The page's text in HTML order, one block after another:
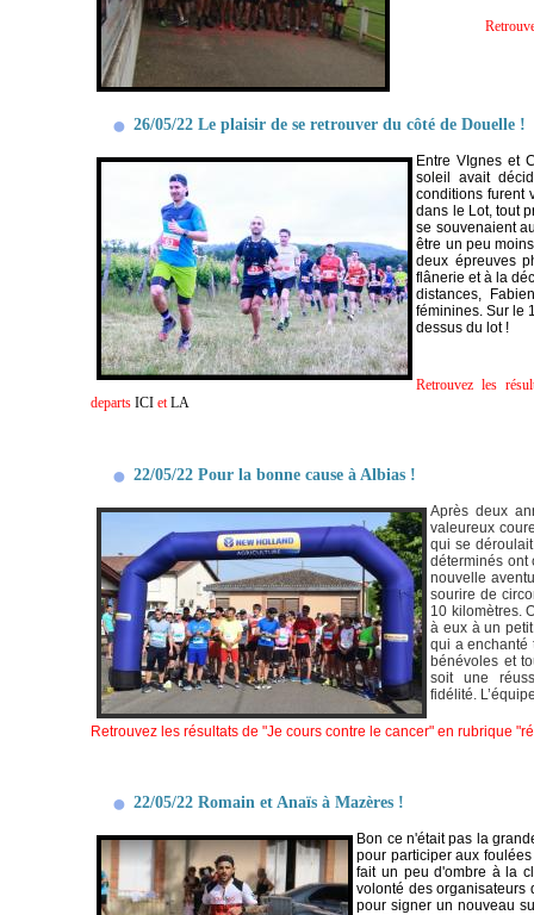
26/05/22 Le plaisir de se retrouver du côté de Douelle !
Entre VIgnes et
soleil avait
conditions furent
dans le Lot, tout
se souvenaient
être un peu
deux épreuves
flânerie et à la
distances,
féminines. Sur le
dessus du lot !
Retrouvez les
departsICI etLA
22/05/22 Pour la bonne cause à Albias !
Après deux
valeureux
qui se
déterminés ont
nouvelle
sourire de
10 kilomètres.
à eux à un
qui a enchanté
bénévoles et
soit une
fidélité. L’
Retrouvez les résultats de "Je cours contre le cancer" en rubrique
22/05/22 Romain et Anaïs à Mazères !
Bon ce n'était pas la
pour participer aux
fait un peu d'ombre à la
volonté des organisateurs
pour signer un nouveau